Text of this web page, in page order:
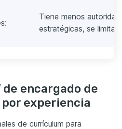
Tiene menos
estratégicas, se limita
de encargado de
experiencia
de currículum para